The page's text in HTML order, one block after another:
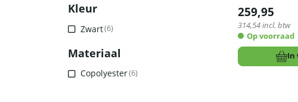
Kleur
Zwart(6)
Materiaal
Copolyester(6)
259,95
314,54incl. btw
Op voorraad
In